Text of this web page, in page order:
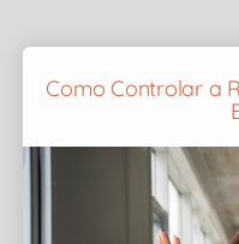
Como Controlar a